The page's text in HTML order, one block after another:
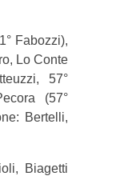
Fabozzi),
Lo Conte
57°
(57°
Bertelli,
Biagetti